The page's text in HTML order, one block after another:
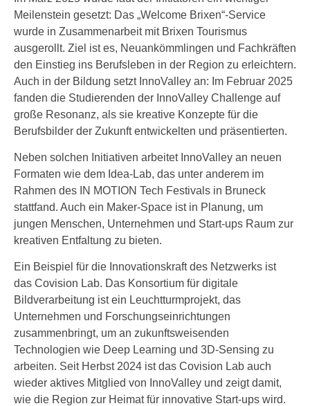
Meilenstein gesetzt: Das „Welcome Brixen“-Service
wurde in Zusammenarbeit mit Brixen Tourismus
ausgerollt. Ziel ist es, Neuankömmlingen und Fachkräften
den Einstieg ins Berufsleben in der Region zu erleichtern.
Auch in der Bildung setzt InnoValley an: Im Februar 2025
fanden die Studierenden der InnoValley Challenge auf
große Resonanz, als sie kreative Konzepte für die
Berufsbilder der Zukunft entwickelten und präsentierten.
Neben solchen Initiativen arbeitet InnoValley an neuen
Formaten wie dem Idea-Lab, das unter anderem im
Rahmen des IN MOTION Tech Festivals in Bruneck
stattfand. Auch ein Maker-Space ist in Planung, um
jungen Menschen, Unternehmen und Start-ups Raum zur
kreativen Entfaltung zu bieten.
Ein Beispiel für die Innovationskraft des Netzwerks ist
das Covision Lab. Das Konsortium für digitale
Bildverarbeitung ist ein Leuchtturmprojekt, das
Unternehmen und Forschungseinrichtungen
zusammenbringt, um an zukunftsweisenden
Technologien wie Deep Learning und 3D-Sensing zu
arbeiten. Seit Herbst 2024 ist das Covision Lab auch
wieder aktives Mitglied von InnoValley und zeigt damit,
wie die Region zur Heimat für innovative Start-ups wird.